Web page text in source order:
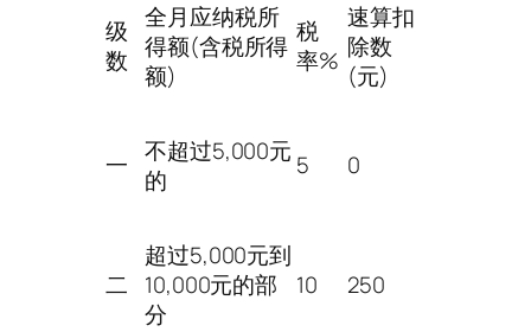
级
数
全月应纳税所
得额(含税所得
额)
税
率%
速算扣
除数
(元)
一 不超过5,000元
的
5 0
二
超过5,000元到
10,000元的部
分
10 250